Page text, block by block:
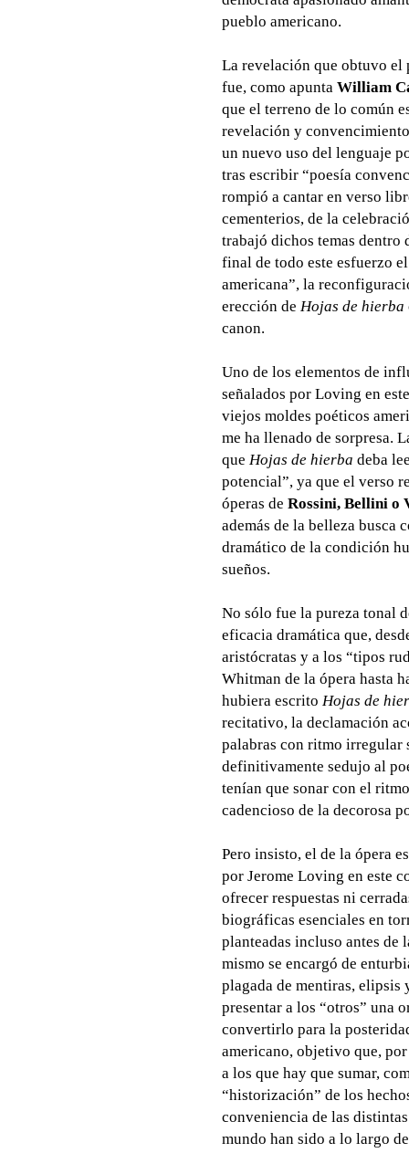
pueblo americano.
La revelación que obtuvo el
fue, como apunta William
que el terreno de lo común
revelación y
un nuevo uso del lenguaje
tras escribir “poesía
rompió a cantar en verso
cementerios, de la
trabajó dichos temas dentro
final de todo este esfuerzo
americana”, la
erección de Hojas de hierba
canon.
Uno de los elementos de
señalados por Loving en
viejos moldes poéticos
me ha llenado de sorpresa.
que Hojas de hierba deba
potencial”, ya que el verso
óperas de Rossini, Bellini o
además de la belleza busca
dramático de la condición
sueños.
No sólo fue la pureza tonal
eficacia dramática que,
aristócratas y a los “tipos
Whitman de la ópera hasta
hubiera escrito Hojas de
recitativo, la declamación
palabras con ritmo irregular
definitivamente sedujo al
tenían que sonar con el
cadencioso de la decorosa
Pero insisto, el de la ópera
por Jerome Loving en este
ofrecer respuestas ni
biográficas esenciales en
planteadas incluso antes de
mismo se encargó de
plagada de mentiras, elipsis
presentar a los “otros” una
convertirlo para la
americano, objetivo que,
a los que hay que sumar,
“historización” de los
conveniencia de las
mundo han sido a lo largo